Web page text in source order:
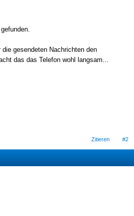
gesendeten Nachrichten den
das das Telefon wohl langsam...
Zitieren #2